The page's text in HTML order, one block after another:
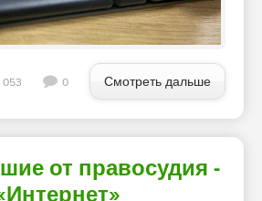
053 0 Смотреть дальше
от правосудия -